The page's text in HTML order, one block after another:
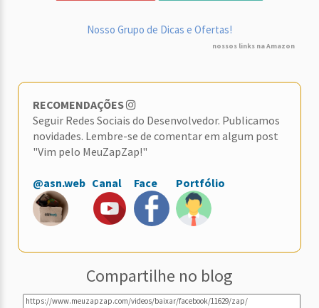
Nosso Grupo de Dicas e Ofertas!
nossos links na Amazon
RECOMENDAÇÕES
Seguir Redes Sociais do Desenvolvedor. Publicamos
novidades. Lembre-se de comentar em algum post
"Vim pelo MeuZapZap!"
@asn.web Canal Face Portfólio
Compartilhe no blog